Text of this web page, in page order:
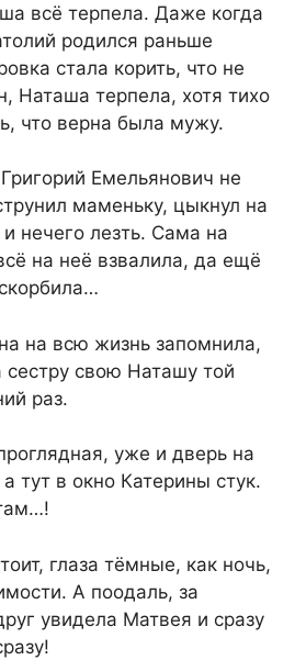
всё терпела. Даже когда
родился раньше
стала корить, что не
Наташа терпела, хотя тихо
что верна была мужу.
Емельянович не
маменьку, цыкнул на
нечего лезть. Сама на
на неё взвалила, да ещё
на всю жизнь запомнила,
сестру свою Наташу той
раз.
уже и дверь на
тут в окно Катерины стук.
глаза тёмные, как ночь,
А поодаль, за
увидела Матвея и сразу